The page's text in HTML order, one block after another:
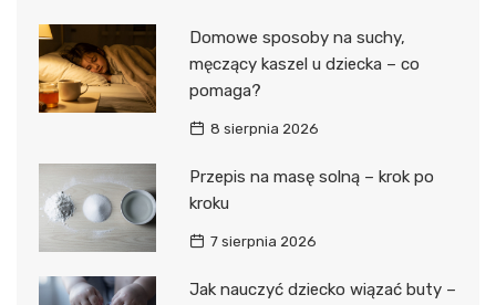
Domowe sposoby na suchy,
męczący kaszel u dziecka – co
pomaga?
8 sierpnia 2026
Przepis na masę solną – krok po
kroku
7 sierpnia 2026
Jak nauczyć dziecko wiązać buty –